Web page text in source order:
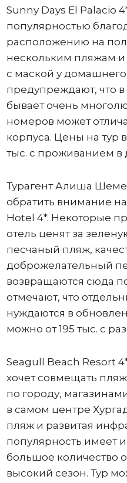
Sunny Days El Palacio
популярностью
расположению на
нескольким пляжам и
с маской у
предупреждают, что
бывает очень
номеров может
корпуса. Цены на тур в
тыс. с проживанием в
Турагент Алиша
обратить внимание
Hotel 4*. Некоторые
отель ценят за
песчаный пляж,
доброжелательный
возвращаются сюда
отмечают, что
нуждаются в
можно от 195 тыс. с
Seagull Beach Resort
хочет совмещать
по городу,
в самом центре
пляж и развитая
популярность имеет
большое количество
высокий сезон. Тур